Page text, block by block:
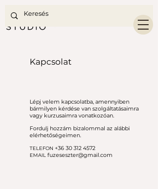
Kapcsolat
Lépj velem kapcsolatba, amennyiben
bármilyen kérdése van szolgáltatásaimra
vagy kurzusaimra vonatkozóan.
Fordulj hozzám bizalommal az alábbi
elérhetőségeimen.
TELEFON +36 30 312 4572
EMAIL fuzeseszter@gmail.com